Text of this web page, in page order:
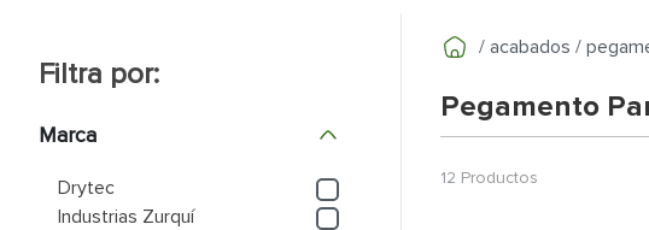
Marca
Drytec
Industrias Zurquí
acabados
Pegamento
12 Productos